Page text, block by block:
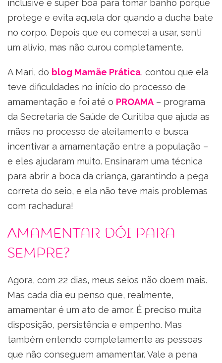
inclusive é super boa para tomar banho porque
protege e evita aquela dor quando a ducha bate
no corpo. Depois que eu comecei a usar, senti
um alívio, mas não curou completamente.
A Mari, do blog Mamãe Prática, contou que ela
teve dificuldades no início do processo de
amamentação e foi até o PROAMA – programa
da Secretaria de Saúde de Curitiba que ajuda as
mães no processo de aleitamento e busca
incentivar a amamentação entre a população –
e eles ajudaram muito. Ensinaram uma técnica
para abrir a boca da criança, garantindo a pega
correta do seio, e ela não teve mais problemas
com rachadura!
Amamentar dói para
sempre?
Agora, com 22 dias, meus seios não doem mais.
Mas cada dia eu penso que, realmente,
amamentar é um ato de amor. É preciso muita
disposição, persistência e empenho. Mas
também entendo completamente as pessoas
que não conseguem amamentar. Vale a pena